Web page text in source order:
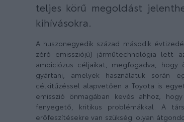
teljes körű megoldást
kihívásokra.
A huszonegyedik század második
zéró emissziójú) járműtechnológia lett
ambiciózus céljaikat, megfogadva,
gyártani, amelyek használatuk során
célkitűzéssel alapvetően a Toyota is
emisszió önmagában kevés ahhoz,
fenyegető, kritikus problémákkal. A
erőfeszítésekre van szükség: olyan